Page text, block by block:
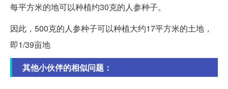
每平方米的地可以种植约30克的人参种子。
因此，500克的人参种子可以种植大约17平方米的土地，
即1/39亩地
其他小伙伴的相似问题：